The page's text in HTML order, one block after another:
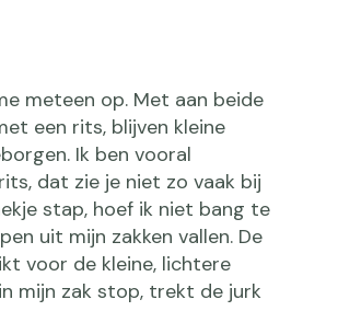
meteen op. Met aan beide
een rits, blijven kleine
Ik ben vooral
dat zie je niet zo vaak bij
stap, hoef ik niet bang te
uit mijn zakken vallen. De
voor de kleine, lichtere
mijn zak stop, trekt de jurk